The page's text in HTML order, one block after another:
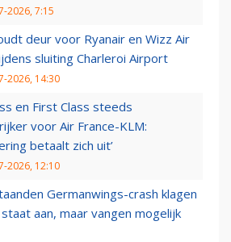
2026, 7:15
deur voor Ryanair en Wizz Air
sluiting Charleroi Airport
2026, 14:30
en First Class steeds
voor Air France-KLM:
betaalt zich uit’
2026, 12:10
Germanwings-crash klagen
aan, maar vangen mogelijk